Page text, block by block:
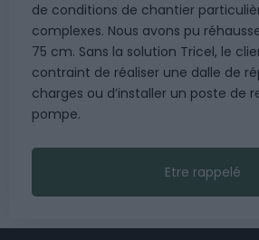
de conditions de chantier
complexes. Nous avons pu
75 cm. Sans la solution Tricel, le
contraint de réaliser une dalle de
charges ou d’installer un poste de
pompe.
Etre rappelé